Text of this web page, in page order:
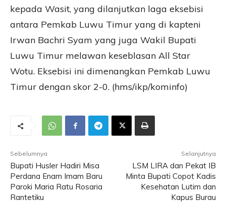
kepada Wasit, yang dilanjutkan laga eksebisi
antara Pemkab Luwu Timur yang di kapteni
Irwan Bachri Syam yang juga Wakil Bupati
Luwu Timur melawan keseblasan All Star
Wotu. Eksebisi ini dimenangkan Pemkab Luwu
Timur dengan skor 2-0. (hms/ikp/kominfo)
Sebelumnya
Bupati Husler Hadiri Misa
Perdana Enam Imam Baru
Paroki Maria Ratu Rosaria
Rantetiku
Selanjutnya
LSM LIRA dan Pekat IB
Minta Bupati Copot Kadis
Kesehatan Lutim dan
Kapus Burau